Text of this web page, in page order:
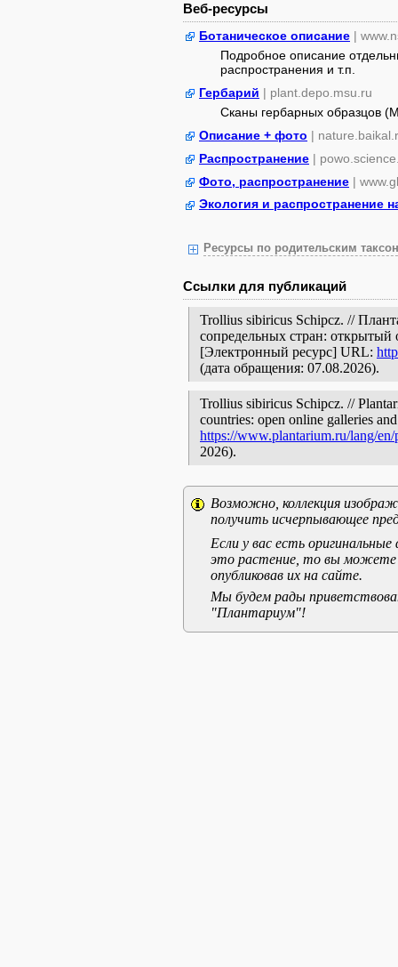
Веб-ресурсы
Ботаническое описание |
Подробное описание
распространения и т.п.
Гербарий | plant.depo.msu.ru
Сканы гербарных образцов
Описание + фото |
Распространение |
Фото, распространение |
Экология и распространение
Ресурсы по родительским
Ссылки для публикаций
Trollius sibiricus Schipcz. //
сопредельных стран: открытый
[Электронный ресурс] URL:
(дата обращения: 07.08.2026).
Trollius sibiricus Schipcz. //
countries: open online galleries
https://www.plantarium.ru/lang/
2026).
Возможно, коллекция
получить исчерпывающее
Если у вас есть
это растение, то вы можете
опубликовав их на сайте.
Мы будем рады
"Плантариум"!